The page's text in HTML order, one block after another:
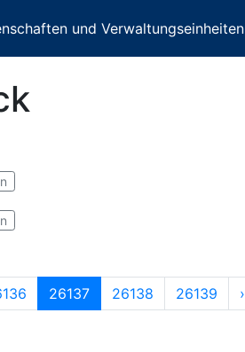
und Verwaltungseinheiten
26137 26138 26139 ›